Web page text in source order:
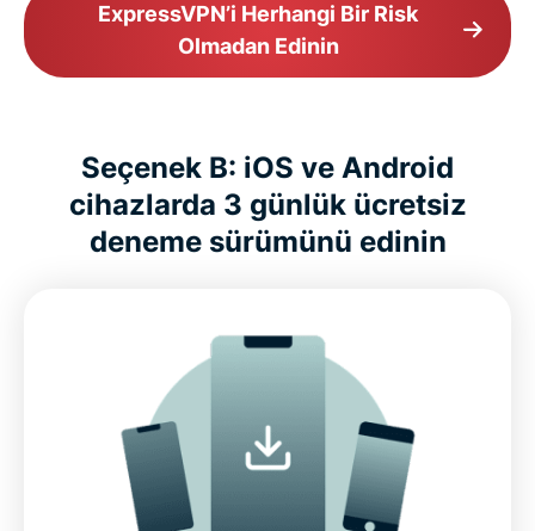
ExpressVPN’i Herhangi Bir Risk
Olmadan Edinin
Seçenek B: iOS ve Android
cihazlarda 3 günlük ücretsiz
deneme sürümünü edinin